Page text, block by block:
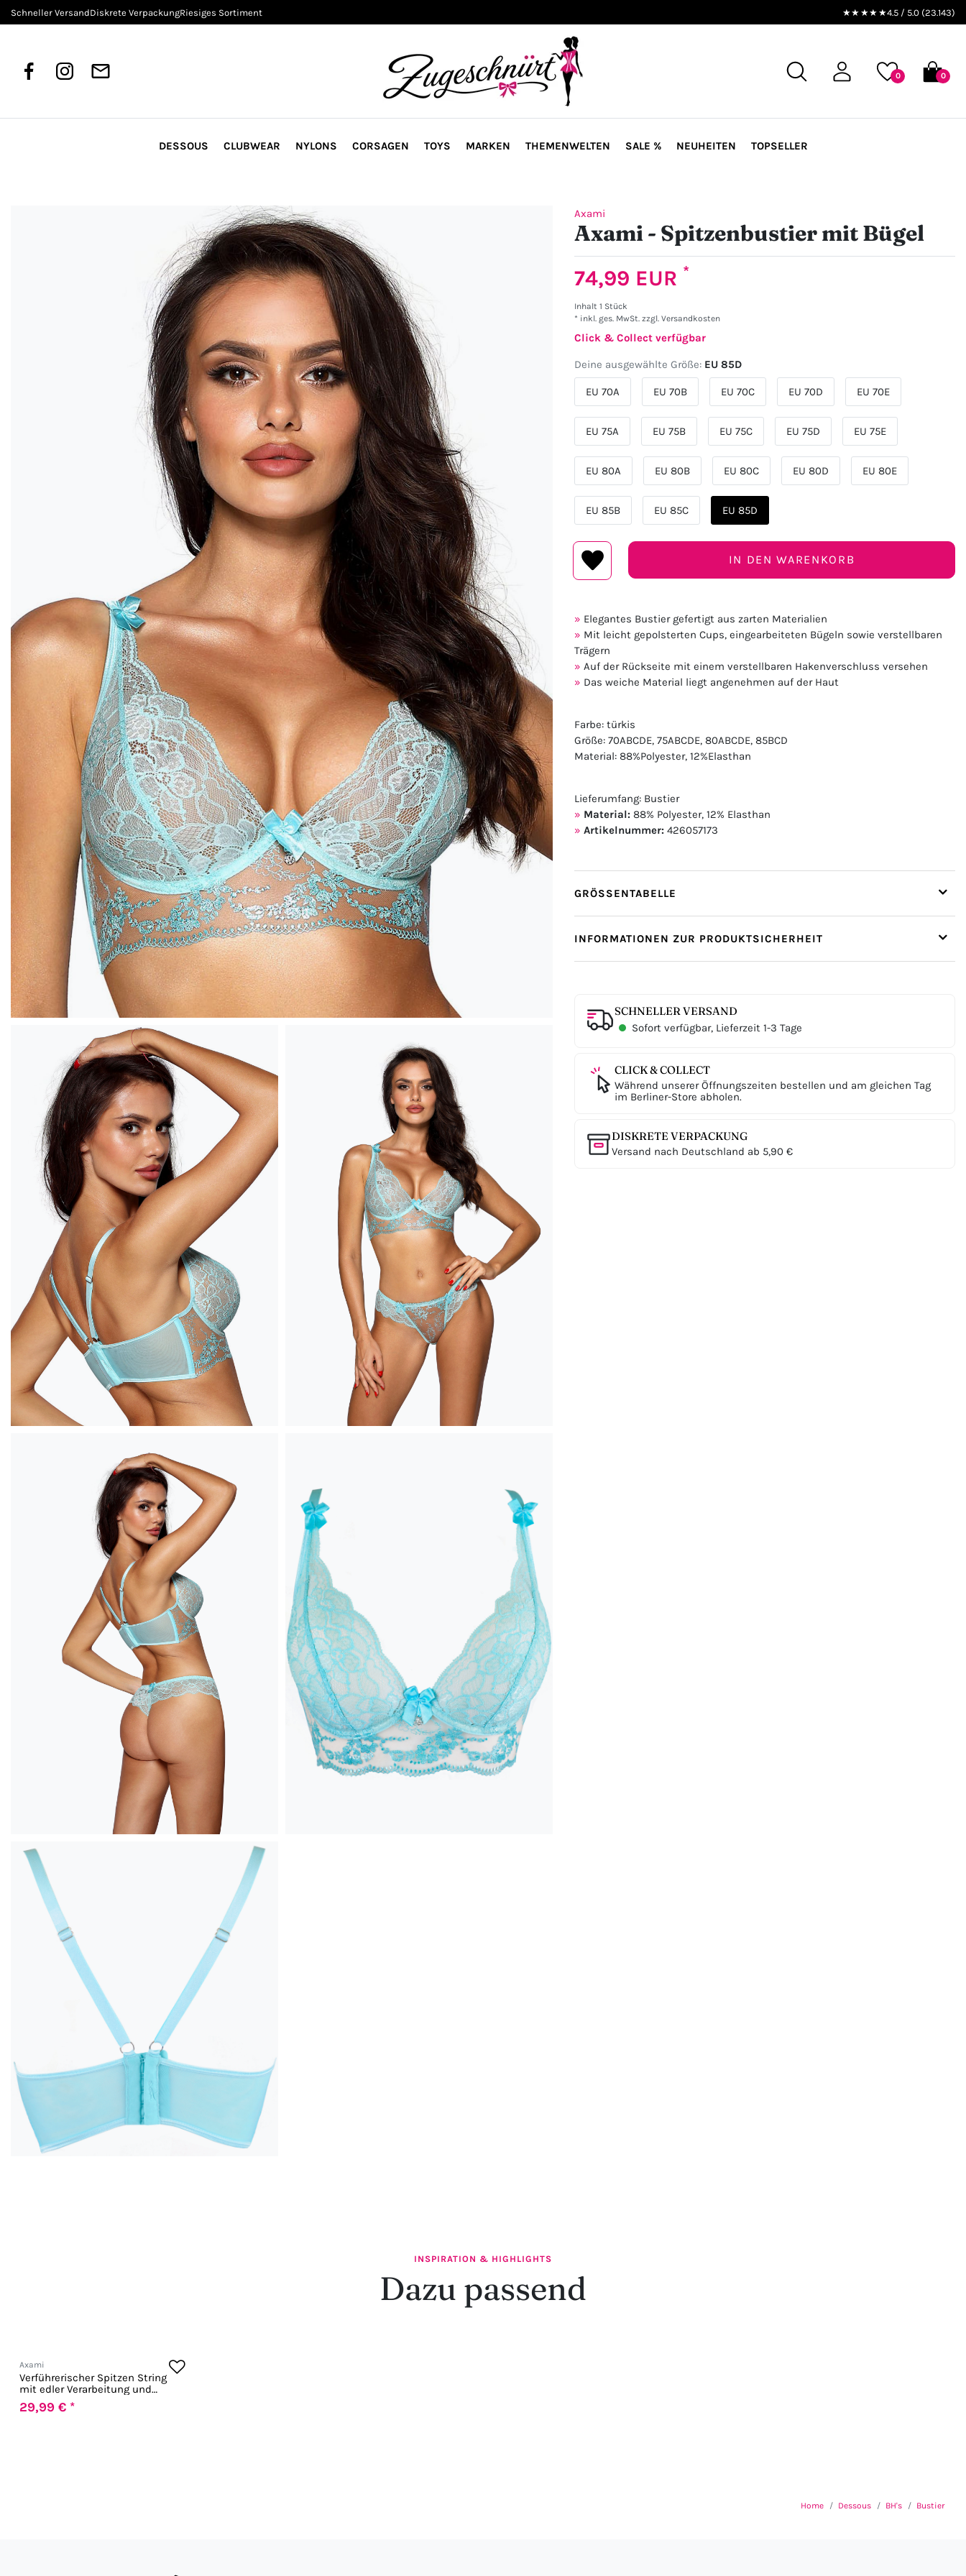
Schneller VersandDiskrete VerpackungRiesiges Sortiment ★★★★★4.5 / 5.0 (23.143)
0 0
DESSOUS CLUBWEAR NYLONS CORSAGEN TOYS MARKEN THEMENWELTEN SALE % NEUHEITEN TOPSELLER
Axami
Axami - Spitzenbustier mit Bügel
74,99 EUR *
Inhalt 1 Stück
* inkl. ges. MwSt. zzgl. Versandkosten
Click & Collect verfügbar
Deine ausgewählte Größe: EU 85D
EU 70A EU 70B EU 70C EU 70D EU 70E
EU 75A EU 75B EU 75C EU 75D EU 75E
EU 80A EU 80B EU 80C EU 80D EU 80E
EU 85B EU 85C EU 85D
IN DEN WARENKORB
Elegantes Bustier gefertigt aus zarten Materialien
Mit leicht gepolsterten Cups, eingearbeiteten Bügeln sowie verstellbaren
Trägern
Auf der Rückseite mit einem verstellbaren Hakenverschluss versehen
Das weiche Material liegt angenehmen auf der Haut
Farbe: türkis
Größe: 70ABCDE, 75ABCDE, 80ABCDE, 85BCD
Material: 88%Polyester, 12%Elasthan
Lieferumfang: Bustier
Material: 88% Polyester, 12% Elasthan
Artikelnummer: 426057173
GRÖSSENTABELLE
INFORMATIONEN ZUR PRODUKTSICHERHEIT
SCHNELLER VERSAND
Sofort verfügbar, Lieferzeit 1-3 Tage
CLICK & COLLECT
Während unserer Öffnungszeiten bestellen und am gleichen Tag
im Berliner-Store abholen.
DISKRETE VERPACKUNG
Versand nach Deutschland ab 5,90 €
INSPIRATION & HIGHLIGHTS
Dazu passend
Axami
Verführerischer Spitzen String
mit edler Verarbeitung und
perfektem Sitz
29,99 € *
Home Dessous BH's Bustier